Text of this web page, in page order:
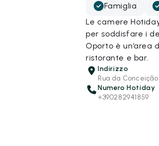
Famiglia
Le camere
per soddisfare i
Oporto è un’area
ristorante e bar.
Indirizzo
Rua da
Numero Hotiday
+390282941859